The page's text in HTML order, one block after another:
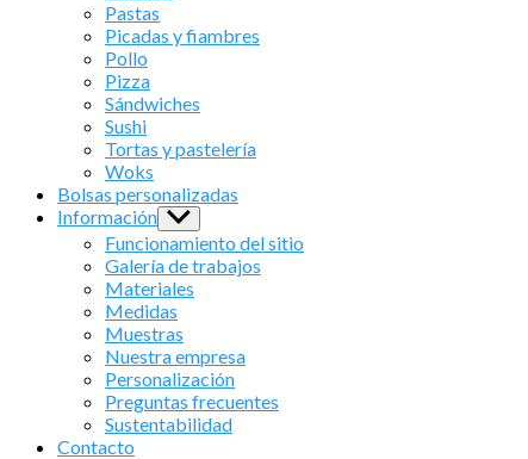
Pastas
Picadas y fiambres
Pollo
Pizza
Sándwiches
Sushi
Tortas y pastelería
Woks
Bolsas personalizadas
Información Show
sub
menu
Funcionamiento del sitio
Galería de trabajos
Materiales
Medidas
Muestras
Nuestra empresa
Personalización
Preguntas frecuentes
Sustentabilidad
Contacto